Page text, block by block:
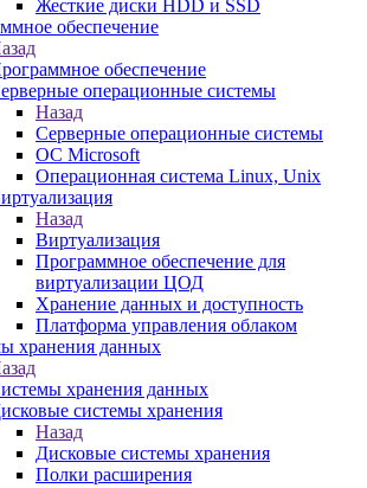
Жесткие диски HDD и SSD
обеспечение
обеспечение
операционные системы
Назад
Серверные операционные системы
ОС Microsoft
Операционная система Linux, Unix
Назад
Виртуализация
Программное обеспечение для
виртуализации ЦОД
Хранение данных и доступность
Платформа управления облаком
хранения данных
хранения данных
системы хранения
Назад
Дисковые системы хранения
Полки расширения